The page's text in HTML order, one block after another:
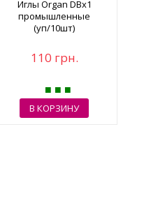
Иглы Organ DBx1
промышленные
(уп/10шт)
110 грн.
В КОРЗИНУ